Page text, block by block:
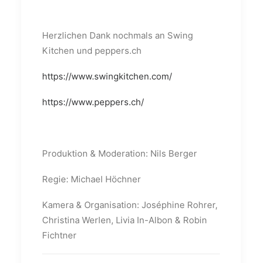
Herzlichen Dank nochmals an Swing
Kitchen und peppers.ch
https://www.swingkitchen.com/
https://www.peppers.ch/
Produktion & Moderation: Nils Berger
Regie: Michael Höchner
Kamera & Organisation: Joséphine Rohrer,
Christina Werlen, Livia In-Albon & Robin
Fichtner